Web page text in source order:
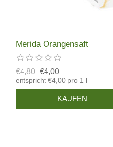
Merida Orangensaft
€4,80 €4,00
entspricht €4,00 pro 1 l